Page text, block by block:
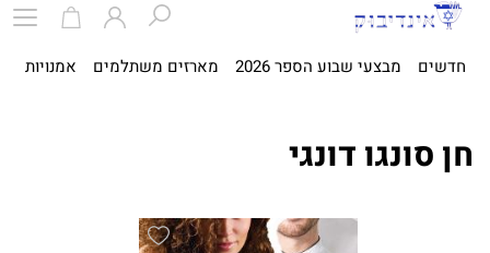
חדשים מבצעי שבוע הספר 2026 מארזים משתלמים אמנויות
חן סונגו דונגי